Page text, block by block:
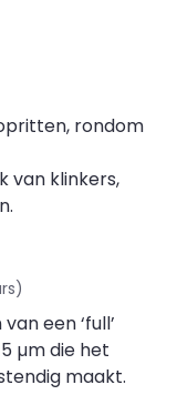
rondom
van klinkers,
een ‘full’
µm die het
maakt.